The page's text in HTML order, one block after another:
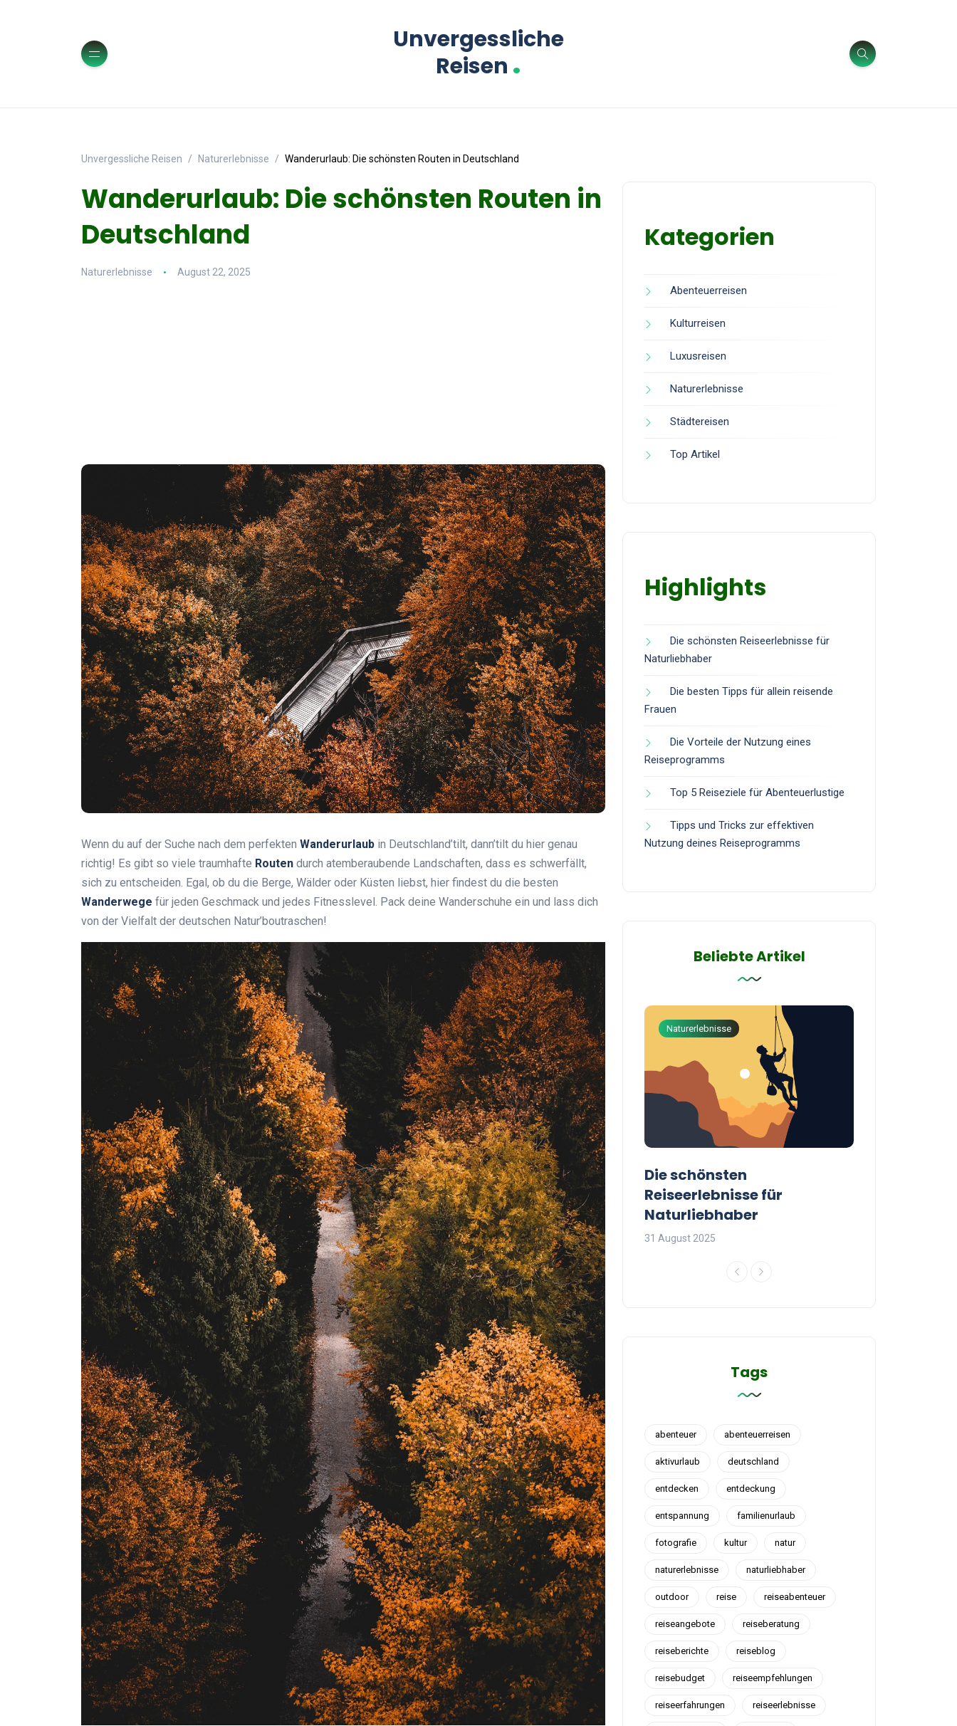
Unvergessliche
Reisen .
Unvergessliche Reisen Naturerlebnisse Wanderurlaub: Die schönsten Routen in Deutschland
Wanderurlaub: Die schönsten Routen in
Deutschland
Naturerlebnisse August 22, 2025
Wenn du auf der Suche nach dem perfekten Wanderurlaub in Deutschland’tilt, dann’tilt du hier genau
richtig! Es gibt so viele traumhafte Routen durch atemberaubende Landschaften, dass es schwerfällt,
sich zu entscheiden. Egal, ob du die Berge, Wälder oder Küsten liebst, hier findest du die besten
Wanderwege für jeden Geschmack und jedes Fitnesslevel. Pack deine Wanderschuhe ein und lass dich
von der Vielfalt der deutschen Natur’boutraschen!
Kategorien
Abenteuerreisen
Kulturreisen
Luxusreisen
Naturerlebnisse
Städtereisen
Top Artikel
Highlights
Die schönsten Reiseerlebnisse für
Naturliebhaber
Die besten Tipps für allein reisende
Frauen
Die Vorteile der Nutzung eines
Reiseprogramms
Top 5 Reiseziele für Abenteuerlustige
Tipps und Tricks zur effektiven
Nutzung deines Reiseprogramms
Beliebte Artikel
Top Artikel
Tipps und Tricks zur
effektiven Nutzung deines
Reiseprogramms
30 August 2025
Naturerlebnisse
Die schönsten
Reiseerlebnisse für
Naturliebhaber
31 August 2025
Tags
abenteuer abenteuerreisen
aktivurlaub deutschland
entdecken entdeckung
entspannung familienurlaub
fotografie kultur natur
naturerlebnisse naturliebhaber
outdoor reise reiseabenteuer
reiseangebote reiseberatung
reiseberichte reiseblog
reisebudget reiseempfehlungen
reiseerfahrungen reiseerlebnisse